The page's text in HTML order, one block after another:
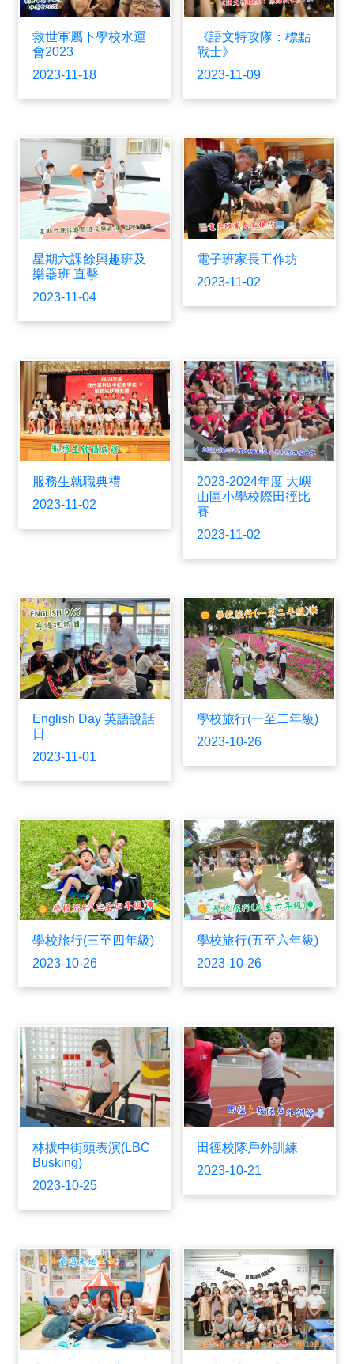
救世軍屬下學校水運
會2023
2023-11-18
《語文特攻隊：標點
戰士》
2023-11-09
星期六課餘興趣班及
樂器班 直擊
2023-11-04
電子班家長工作坊
2023-11-02
服務生就職典禮
2023-11-02
2023-2024年度 大嶼
山區小學校際田徑比
賽
2023-11-02
English Day 英語說話
日
2023-11-01
學校旅行(一至二年級)
2023-10-26
學校旅行(三至四年級)
2023-10-26
學校旅行(五至六年級)
2023-10-26
林拔中街頭表演(LBC
Busking)
2023-10-25
田徑校隊戶外訓練
2023-10-21